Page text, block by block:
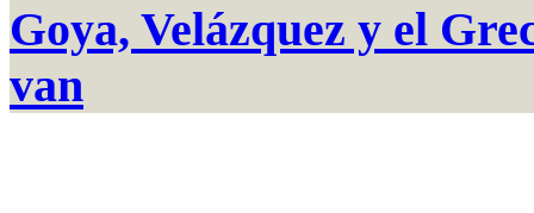
Goya, Velázquez y el
van